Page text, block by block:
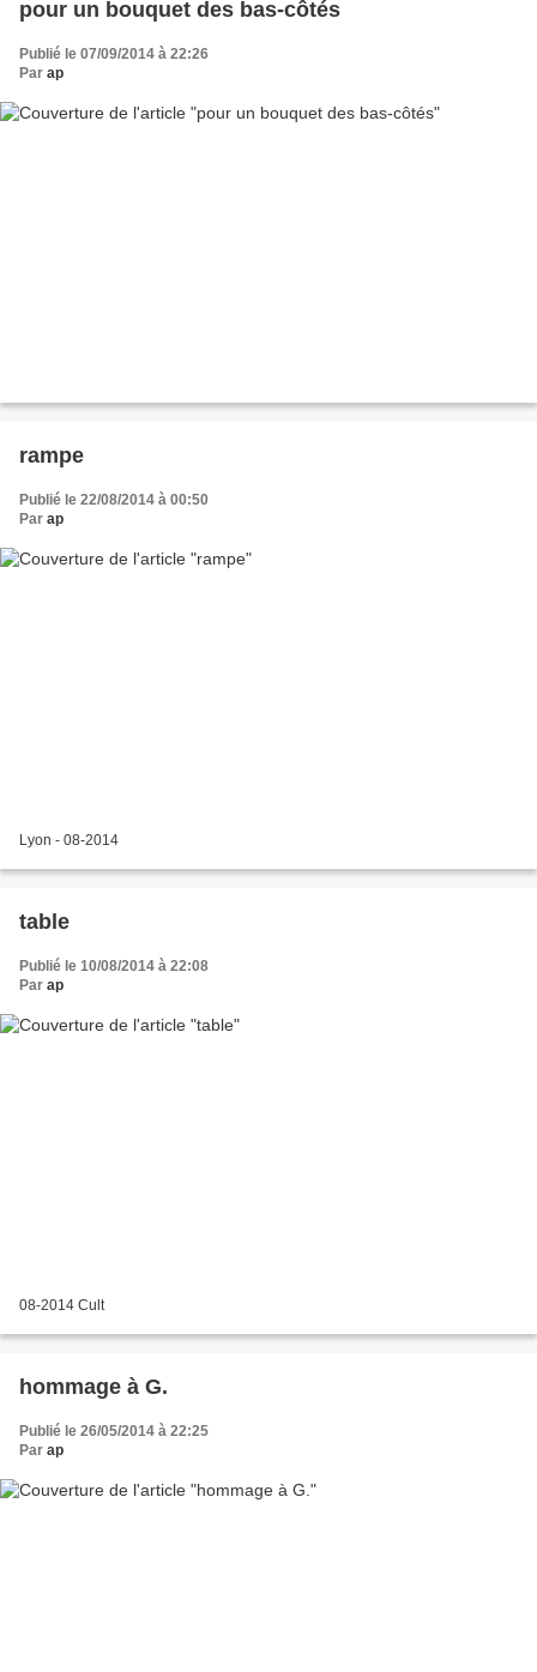
pour un bouquet des bas-côtés
Publié le 07/09/2014 à 22:26
Par ap
rampe
Publié le 22/08/2014 à 00:50
Par ap
Lyon - 08-2014
table
Publié le 10/08/2014 à 22:08
Par ap
08-2014 Cult
hommage à G.
Publié le 26/05/2014 à 22:25
Par ap